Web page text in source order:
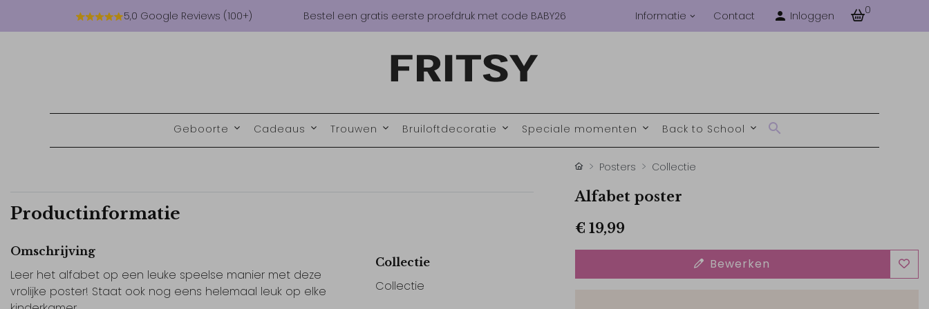
5,0 Google Reviews (100+) Bestel een gratis eerste proefdruk met code BABY26 Informatie Contact Inloggen 0
Geboorte Cadeaus Trouwen Bruiloftdecoratie Speciale momenten Back to School
Productinformatie
Omschrijving
Leer het alfabet op een leuke speelse manier met deze
vrolijke poster! Staat ook nog eens helemaal leuk op elke
Collectie
Collectie
Posters Collectie
Alfabet poster
€ 19,99
Bewerken